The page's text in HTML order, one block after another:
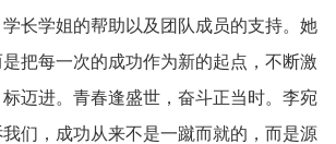
长学姐的帮助以及团队成员的支持。她
把每一次的成功作为新的起点，不断激
迈进。青春逢盛世，奋斗正当时。李宛
们，成功从来不是一蹴而就的，而是源